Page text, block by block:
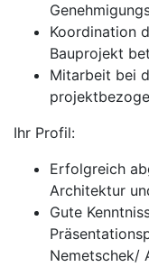
Koordination
Bauprojekt
Mitarbeit bei
Ihr Profil:
Erfolgreich
Architektur
Gute
Nemetschek/